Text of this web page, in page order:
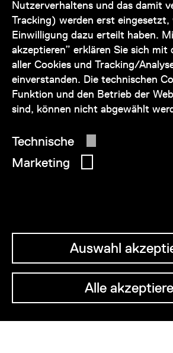
Nutzerverhaltens und das damit
Tracking) werden erst eingesetzt,
Einwilligung dazu erteilt haben.
akzeptieren” erklären Sie sich mit
aller Cookies und Tracking/
einverstanden. Die technischen
Funktion und den Betrieb der
sind, können nicht abgewählt
Technische
Marketing
Auswahl
Alle
+43 1 505 87 47 85173
service@wienmuseum.at